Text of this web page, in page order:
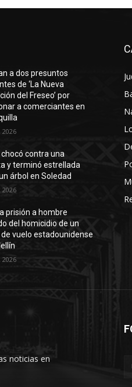
a dos presuntos
de ‘La Nueva
del Freseo’ por
a comerciantes en
2026
chocó contra una
y terminó estrellada
árbol en Soledad
2026
prisión a hombre
del homicidio de un
vuelo estadounidense
2026
noticias en